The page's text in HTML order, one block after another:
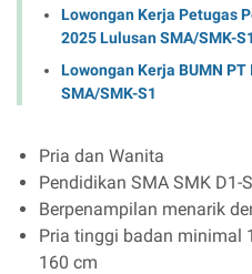
Lowongan Kerja Petugas
2025 Lulusan SMA/SMK-S1
Lowongan Kerja BUMN
SMA/SMK-S1
Pria dan Wanita
Pendidikan SMA SMK D1-
Berpenampilan menarik
Pria tinggi badan minimal
160 cm